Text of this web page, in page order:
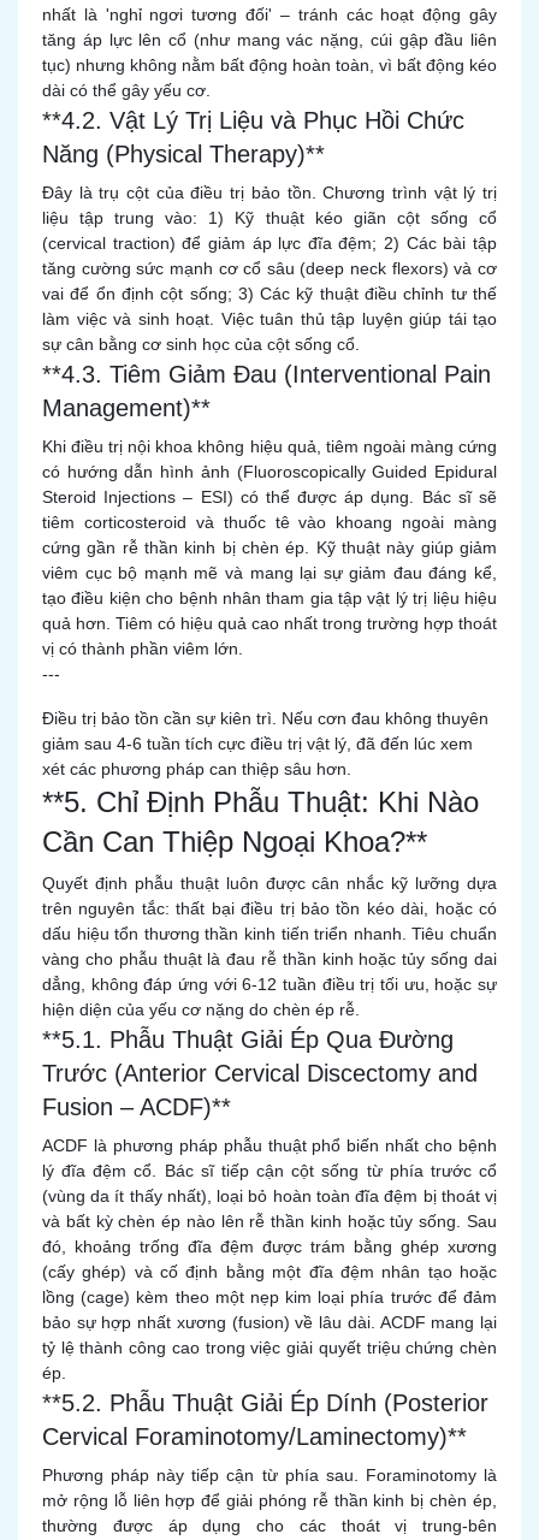
nhất là 'nghỉ ngơi tương đối' – tránh các hoạt động gây
tăng áp lực lên cổ (như mang vác nặng, cúi gập đầu liên
tục) nhưng không nằm bất động hoàn toàn, vì bất động kéo
dài có thể gây yếu cơ.
**4.2. Vật Lý Trị Liệu và Phục Hồi Chức
Năng (Physical Therapy)**
Đây là trụ cột của điều trị bảo tồn. Chương trình vật lý trị
liệu tập trung vào: 1) Kỹ thuật kéo giãn cột sống cổ
(cervical traction) để giảm áp lực đĩa đệm; 2) Các bài tập
tăng cường sức mạnh cơ cổ sâu (deep neck flexors) và cơ
vai để ổn định cột sống; 3) Các kỹ thuật điều chỉnh tư thế
làm việc và sinh hoạt. Việc tuân thủ tập luyện giúp tái tạo
sự cân bằng cơ sinh học của cột sống cổ.
**4.3. Tiêm Giảm Đau (Interventional Pain
Management)**
Khi điều trị nội khoa không hiệu quả, tiêm ngoài màng cứng
có hướng dẫn hình ảnh (Fluoroscopically Guided Epidural
Steroid Injections – ESI) có thể được áp dụng. Bác sĩ sẽ
tiêm corticosteroid và thuốc tê vào khoang ngoài màng
cứng gần rễ thần kinh bị chèn ép. Kỹ thuật này giúp giảm
viêm cục bộ mạnh mẽ và mang lại sự giảm đau đáng kể,
tạo điều kiện cho bệnh nhân tham gia tập vật lý trị liệu hiệu
quả hơn. Tiêm có hiệu quả cao nhất trong trường hợp thoát
vị có thành phần viêm lớn.
---
Điều trị bảo tồn cần sự kiên trì. Nếu cơn đau không thuyên
giảm sau 4-6 tuần tích cực điều trị vật lý, đã đến lúc xem
xét các phương pháp can thiệp sâu hơn.
**5. Chỉ Định Phẫu Thuật: Khi Nào
Cần Can Thiệp Ngoại Khoa?**
Quyết định phẫu thuật luôn được cân nhắc kỹ lưỡng dựa
trên nguyên tắc: thất bại điều trị bảo tồn kéo dài, hoặc có
dấu hiệu tổn thương thần kinh tiến triển nhanh. Tiêu chuẩn
vàng cho phẫu thuật là đau rễ thần kinh hoặc tủy sống dai
dẳng, không đáp ứng với 6-12 tuần điều trị tối ưu, hoặc sự
hiện diện của yếu cơ nặng do chèn ép rễ.
**5.1. Phẫu Thuật Giải Ép Qua Đường
Trước (Anterior Cervical Discectomy and
Fusion – ACDF)**
ACDF là phương pháp phẫu thuật phổ biến nhất cho bệnh
lý đĩa đệm cổ. Bác sĩ tiếp cận cột sống từ phía trước cổ
(vùng da ít thấy nhất), loại bỏ hoàn toàn đĩa đệm bị thoát vị
và bất kỳ chèn ép nào lên rễ thần kinh hoặc tủy sống. Sau
đó, khoảng trống đĩa đệm được trám bằng ghép xương
(cấy ghép) và cố định bằng một đĩa đệm nhân tạo hoặc
lồng (cage) kèm theo một nẹp kim loại phía trước để đảm
bảo sự hợp nhất xương (fusion) về lâu dài. ACDF mang lại
tỷ lệ thành công cao trong việc giải quyết triệu chứng chèn
ép.
**5.2. Phẫu Thuật Giải Ép Dính (Posterior
Cervical Foraminotomy/Laminectomy)**
Phương pháp này tiếp cận từ phía sau. Foraminotomy là
mở rộng lỗ liên hợp để giải phóng rễ thần kinh bị chèn ép,
thường được áp dụng cho các thoát vị trung-bên